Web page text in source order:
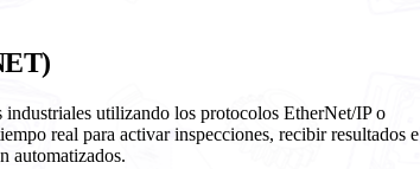
utilizando los protocolos EtherNet/IP o
real para activar inspecciones, recibir resultados e
automatizados.